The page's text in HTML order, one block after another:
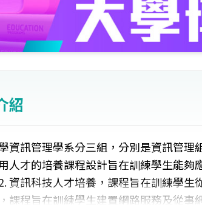
紹
資訊管理學系分三組，分別是資訊管
人才的培養課程設計旨在訓練學生能
資訊科技人才培養，課程旨在訓練學
課程旨在訓練學生建置網路服務及從事